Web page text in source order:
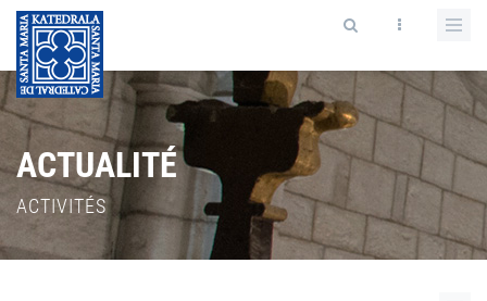
ACTUALITÉ
ACTIVITÉS